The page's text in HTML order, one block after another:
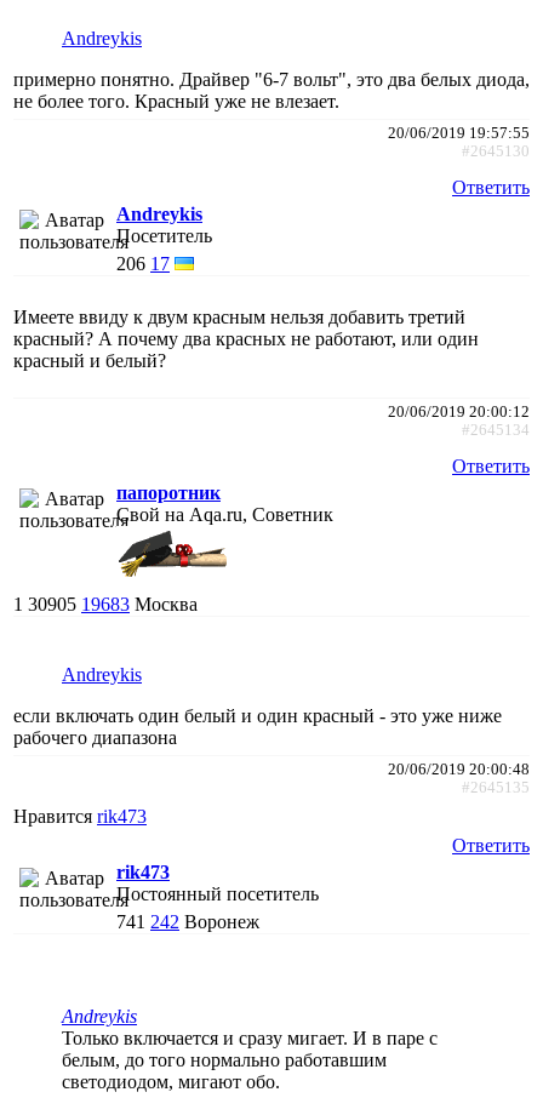
Andreykis
примерно понятно. Драйвер "6-7 вольт", это два белых диода,
не более того. Красный уже не влезает.
20/06/2019 19:57:55
#2645130
Ответить
Andreykis
Посетитель
206 17
Имеете ввиду к двум красным нельзя добавить третий
красный? А почему два красных не работают, или один
красный и белый?
20/06/2019 20:00:12
#2645134
Ответить
папоротник
Свой на Aqa.ru, Советник
1 30905 19683 Москва
Andreykis
если включать один белый и один красный - это уже ниже
рабочего диапазона
20/06/2019 20:00:48
#2645135
Нравится rik473
Ответить
rik473
Постоянный посетитель
741 242 Воронеж
Andreykis
Только включается и сразу мигает. И в паре с
белым, до того нормально работавшим
светодиодом, мигают обо.